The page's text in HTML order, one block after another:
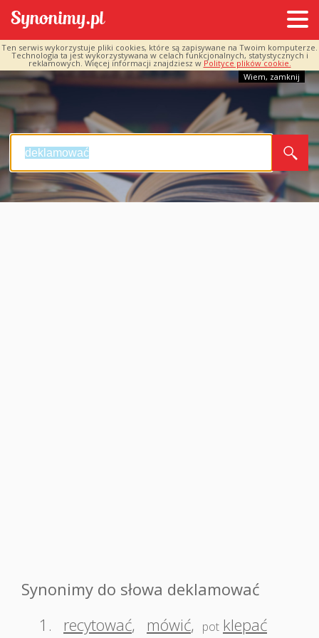
Ten serwis wykorzystuje pliki cookies, które są zapisywane na Twoim komputerze.
Technologia ta jest wykorzystywana w celach funkcjonalnych, statystycznych i
reklamowych. Więcej informacji znajdziesz w Polityce plików cookie.
Wiem, zamknij
Synonimy do słowa deklamować
1.
recytować, mówić, pot klepać